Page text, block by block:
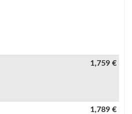
1,759 €
1,789 €